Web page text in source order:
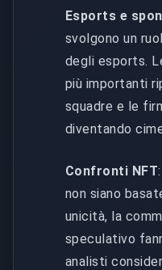
Esports e
svolgono un
degli esports.
più importanti
squadre e le
diventando
Confronti NFT
non siano
unicità, la
speculativo
analisti